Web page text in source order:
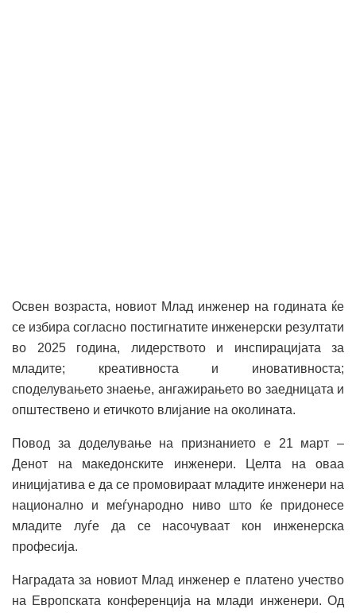
Освен возраста, новиот Млад инженер на годината ќе
се избира согласно постигнатите инженерски резултати
во 2025 година, лидерството и инспирацијата за
младите; креативноста и иновативноста;
споделувањето знаење, ангажирањето во заедницата и
општествено и етичкото влијание на околината.
Повод за доделување на признанието е 21 март –
Денот на македонските инженери. Целта на оваа
иницијатива е да се промовираат младите инженери на
национално и меѓународно ниво што ќе придонесе
младите луѓе да се насочуваат кон инженерска
професија.
Наградата за новиот Млад инженер е платено учество
на Европската конференција на млади инженери. Од